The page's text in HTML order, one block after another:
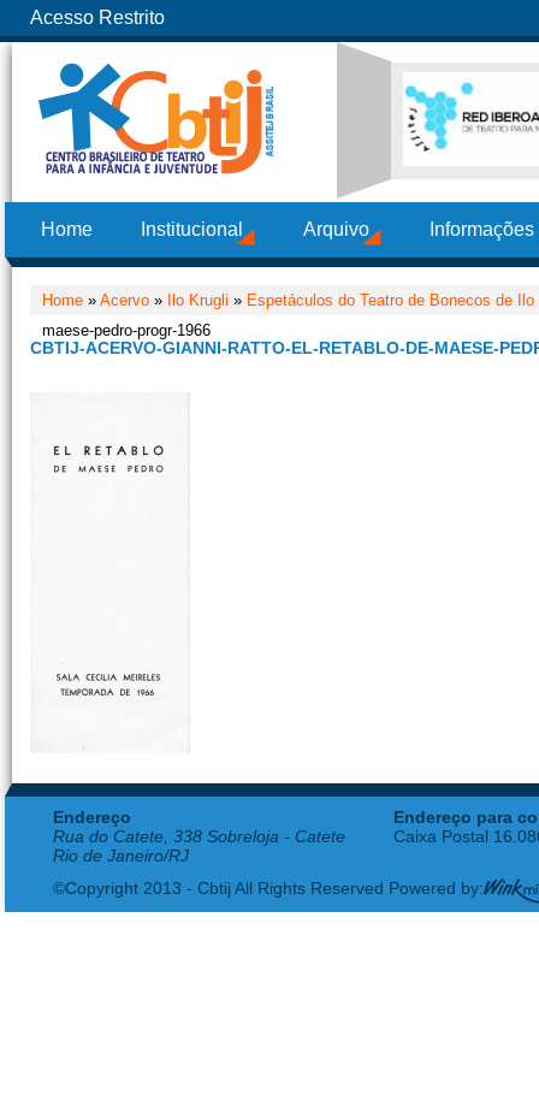
Acesso Restrito
Home Institucional Arquivo
Home » Acervo » Ilo Krugli » Espetáculos do Teatro de Bonecos de Ilo
maese-pedro-progr-1966
CBTIJ-ACERVO-GIANNI-RATTO-EL-RETABLO-DE-MAESE-
Endereço
Rua do Catete, 338 Sobreloja - Catete
Rio de Janeiro/RJ
Endereço para
Caixa Postal
©Copyright 2013 - Cbtij All Rights Reserved Powered by: